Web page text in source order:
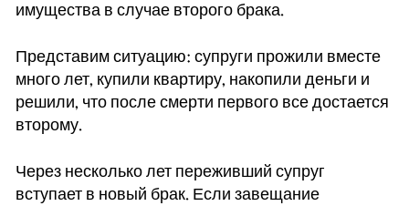
имущества в случае второго брака.
Представим ситуацию: супруги прожили вместе
много лет, купили квартиру, накопили деньги и
решили, что после смерти первого все достается
второму.
Через несколько лет переживший супруг
вступает в новый брак. Если завещание